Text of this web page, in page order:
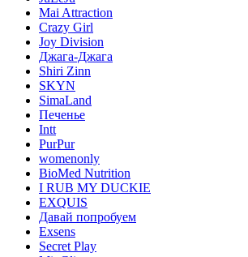
Mai Attraction
Crazy Girl
Joy Division
Джага-Джага
Shiri Zinn
SKYN
SimaLand
Печенье
Intt
PurPur
womenonly
BioMed Nutrition
I RUB MY DUCKIE
EXQUIS
Давай попробуем
Exsens
Secret Play